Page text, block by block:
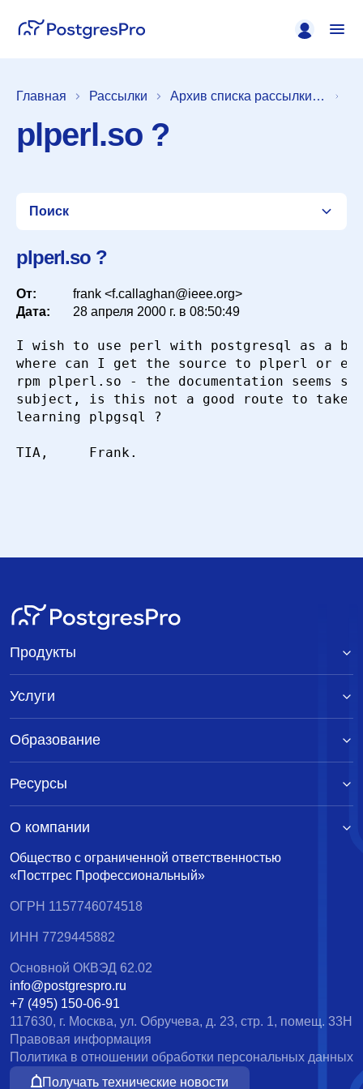
Главная Рассылки Архив списка рассылки [pgsql-general]
plperl.so ?
Поиск
Список
Период
Сортировка
plperl.so ?
От:
frank <f.callaghan@ieee.org>
Дата:
28 апреля 2000 г. в 08:50:49
I wish to use perl with postgresql as a
where can I get the source to plperl or
rpm plperl.so - the documentation seems
subject, is this not a good route to take
learning plpgsql ?
TIA,     Frank.
Общество с ограниченной ответственностью
«Постгрес Профессиональный»
ОГРН 1157746074518
ИНН 7729445882
Основной ОКВЭД 62.02
info@postgrespro.ru
+7 (495) 150-06-91
117630, г. Москва, ул. Обручева, д. 23, стр. 1, помещ. 33Н
Правовая информация
Политика в отношении обработки персональных данных
Получать технические новости
Продукты
Услуги
Образование
Ресурсы
О компании